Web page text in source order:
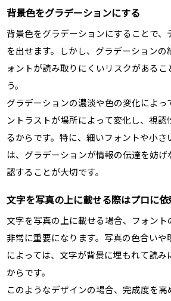
背景色をグラデーションにする
背景色をグラデーションにすることで、
を出せます。しかし、グラデーションの
ォントが読み取りにくいリスクがあるこ
う。
グラデーションの濃淡や色の変化によっ
ントラストが場所によって変化し、視認
るからです。特に、細いフォントや小さ
は、グラデーションが情報の伝達を妨
認することが大切です。
文字を写真の上に載せる際はプロに
文字を写真の上に載せる場合、フォン
非常に重要になります。写真の色合いや
によっては、文字が背景に埋もれて読み
からです。
このようなデザインの場合、完成度を